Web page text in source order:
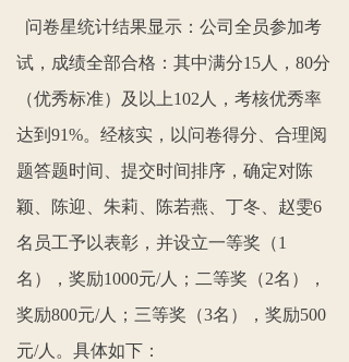
问卷星统计结果显示：公司全员参加考
试，成绩全部合格：其中满分15人，80分
（优秀标准）及以上102人，考核优秀率
达到91%。经核实，以问卷得分、合理阅
题答题时间、提交时间排序，确定对陈
颖、陈迎、朱莉、陈若燕、丁冬、赵雯6
名员工予以表彰，并设立一等奖（1
名），奖励1000元/人；二等奖（2名），
奖励800元/人；三等奖（3名），奖励500
元/人。具体如下：